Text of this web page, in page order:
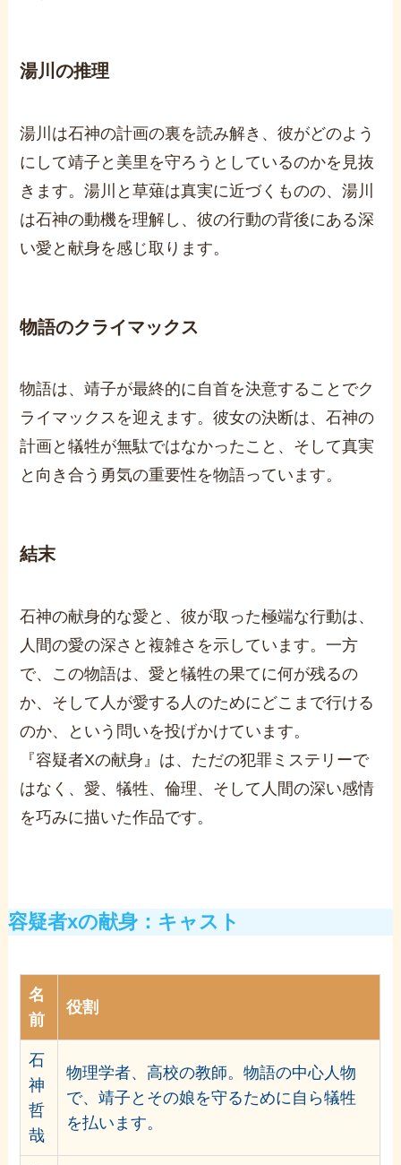
湯川の推理
湯川は石神の計画の裏を読み解き、彼がどのよう
にして靖子と美里を守ろうとしているのかを見抜
きます。湯川と草薙は真実に近づくものの、湯川
は石神の動機を理解し、彼の行動の背後にある深
い愛と献身を感じ取ります。
物語のクライマックス
物語は、靖子が最終的に自首を決意することでク
ライマックスを迎えます。彼女の決断は、石神の
計画と犠牲が無駄ではなかったこと、そして真実
と向き合う勇気の重要性を物語っています。
結末
石神の献身的な愛と、彼が取った極端な行動は、
人間の愛の深さと複雑さを示しています。一方
で、この物語は、愛と犠牲の果てに何が残るの
か、そして人が愛する人のためにどこまで行ける
のか、という問いを投げかけています。
『容疑者Xの献身』は、ただの犯罪ミステリーで
はなく、愛、犠牲、倫理、そして人間の深い感情
を巧みに描いた作品です。
容疑者xの献身：キャスト
名
前
役割
石
神
哲
哉
物理学者、高校の教師。物語の中心人物
で、靖子とその娘を守るために自ら犠牲
を払います。